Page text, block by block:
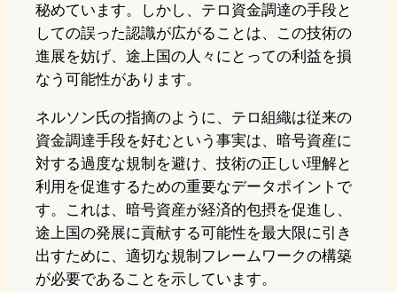
秘めています。しかし、テロ資金調達の手段と
しての誤った認識が広がることは、この技術の
進展を妨げ、途上国の人々にとっての利益を損
なう可能性があります。
ネルソン氏の指摘のように、テロ組織は従来の
資金調達手段を好むという事実は、暗号資産に
対する過度な規制を避け、技術の正しい理解と
利用を促進するための重要なデータポイントで
す。これは、暗号資産が経済的包摂を促進し、
途上国の発展に貢献する可能性を最大限に引き
出すために、適切な規制フレームワークの構築
が必要であることを示しています。